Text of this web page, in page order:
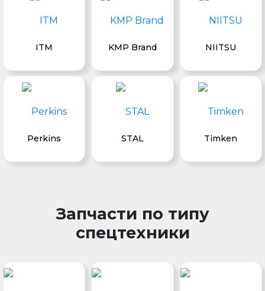
ITM KMP Brand NIITSU
Perkins STAL Timken
Запчасти по типу
спецтехники